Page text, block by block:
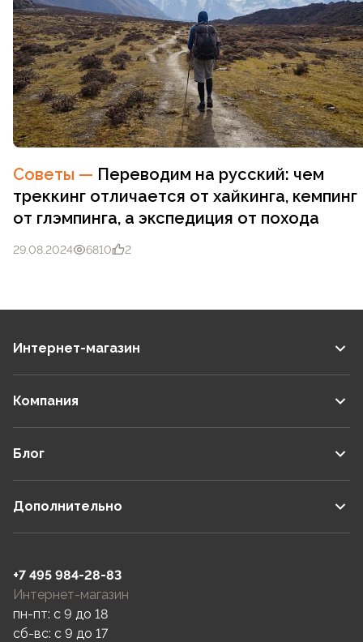
Советы — Переводим на русский: чем
треккинг отличается от хайкинга, кемпинг
от глэмпинга, а экспедиция от похода
29.08.2024 6810 2
Интернет-магазин
Компания
Блог
Дополнительно
+7 495 984-28-83
Интернет-магазин
пн-пт: c 9 до 18
сб-вс: c 9 до 17